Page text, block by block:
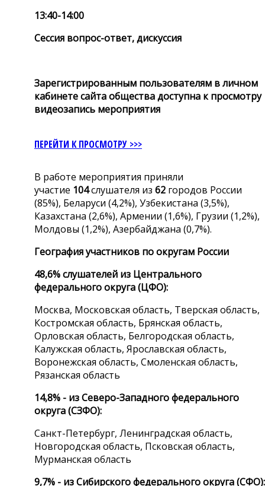
13:40-14:00
Сессия вопрос-ответ, дискуссия
Зарегистрированным пользователям в личном
кабинете сайта общества доступна к просмотру
видеозапись мероприятия
ПЕРЕЙТИ К ПРОСМОТРУ >>>
В работе мероприятия приняли
участие 104слушателя из 62 городов России
(85%), Беларуси (4,2%), Узбекистана (3,5%),
Казахстана (2,6%), Армении (1,6%), Грузии (1,2%),
Молдовы (1,2%), Азербайджана (0,7%).
География участников по округам России
48,6% слушателей из Центрального
федерального округа (ЦФО):
Москва, Московская область, Тверская область,
Костромская область, Брянская область,
Орловская область, Белгородская область,
Калужская область, Ярославская область,
Воронежская область, Смоленская область,
Рязанская область
14,8% - из Северо-Западного федерального
округа (СЗФО):
Санкт-Петербург, Ленинградская область,
Новгородская область, Псковская область,
Мурманская область
9,7% - из Сибирского федерального округа (СФО):